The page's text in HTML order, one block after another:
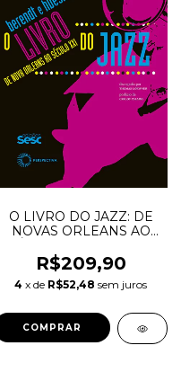
O LIVRO DO JAZZ: DE
NOVAS ORLEANS AO
Joachim-Ernst; Huesman,
Gunther
R$209,90
4 x de R$52,48 sem juros